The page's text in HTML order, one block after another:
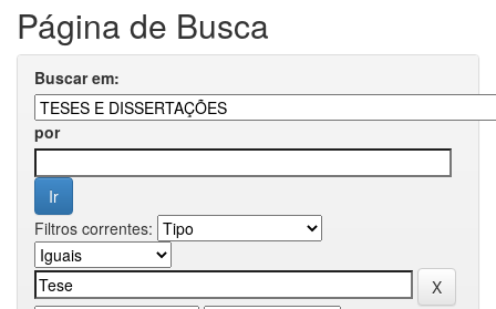
Página de Busca
Buscar em:
por
Filtros correntes: